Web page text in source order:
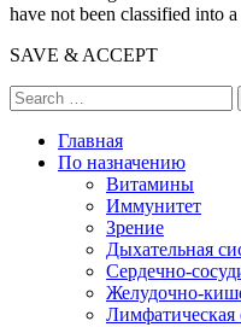
have not been classified into
SAVE & ACCEPT
Главная
По назначению
Витамины
Иммунитет
Зрение
Дыхательная
Сердечно-
Желудочно-
Лимфатическая